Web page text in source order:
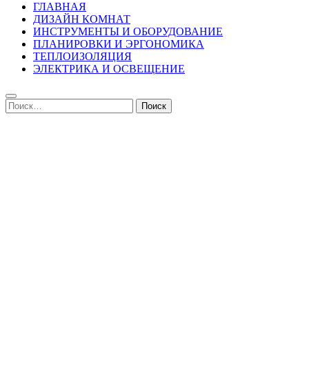
ГЛАВНАЯ
ДИЗАЙН КОМНАТ
ИНСТРУМЕНТЫ И ОБОРУДОВАНИЕ
ПЛАНИРОВКИ И ЭРГОНОМИКА
ТЕПЛОИЗОЛЯЦИЯ
ЭЛЕКТРИКА И ОСВЕЩЕНИЕ
Найти: